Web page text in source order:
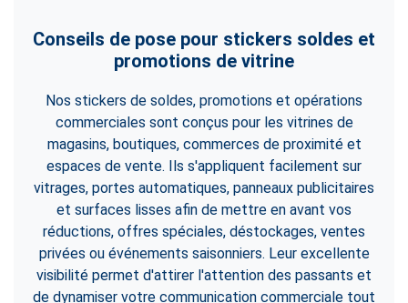
Conseils de pose pour stickers soldes et
promotions de vitrine
Nos stickers de soldes, promotions et opérations
commerciales sont conçus pour les vitrines de
magasins, boutiques, commerces de proximité et
espaces de vente. Ils s'appliquent facilement sur
vitrages, portes automatiques, panneaux publicitaires
et surfaces lisses afin de mettre en avant vos
réductions, offres spéciales, déstockages, ventes
privées ou événements saisonniers. Leur excellente
visibilité permet d'attirer l'attention des passants et
de dynamiser votre communication commerciale tout